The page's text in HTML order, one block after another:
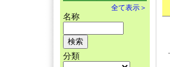
全て表示＞
名称
分類